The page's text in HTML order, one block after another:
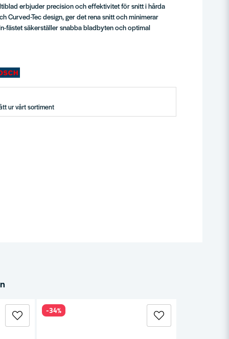
erbjuder precision och effektivitet för snitt i hårda
Curved-Tec design, ger det rena snitt och minimerar
fästet säkerställer snabba bladbyten och optimal
ur vårt sortiment
-34%